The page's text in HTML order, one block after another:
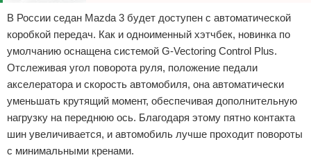
В России седан Mazda 3 будет доступен с автоматической
коробкой передач. Как и одноименный хэтчбек, новинка по
умолчанию оснащена системой G-Vectoring Control Plus.
Отслеживая угол поворота руля, положение педали
акселератора и скорость автомобиля, она автоматически
уменьшать крутящий момент, обеспечивая дополнительную
нагрузку на переднюю ось. Благодаря этому пятно контакта
шин увеличивается, и автомобиль лучше проходит повороты
с минимальными кренами.